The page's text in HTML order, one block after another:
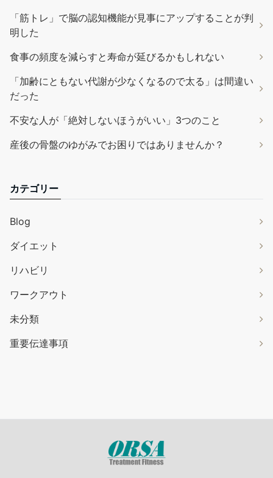
「筋トレ」で脳の認知機能が見事にアップすることが判
明した
食事の頻度を減らすと寿命が延びるかもしれない
「加齢にともない代謝が少なくなるので太る」は間違い
だった
不安な人が「絶対しないほうがいい」3つのこと
産後の骨盤のゆがみでお困りではありませんか？
カテゴリー
Blog
ダイエット
リハビリ
ワークアウト
未分類
重要伝達事項